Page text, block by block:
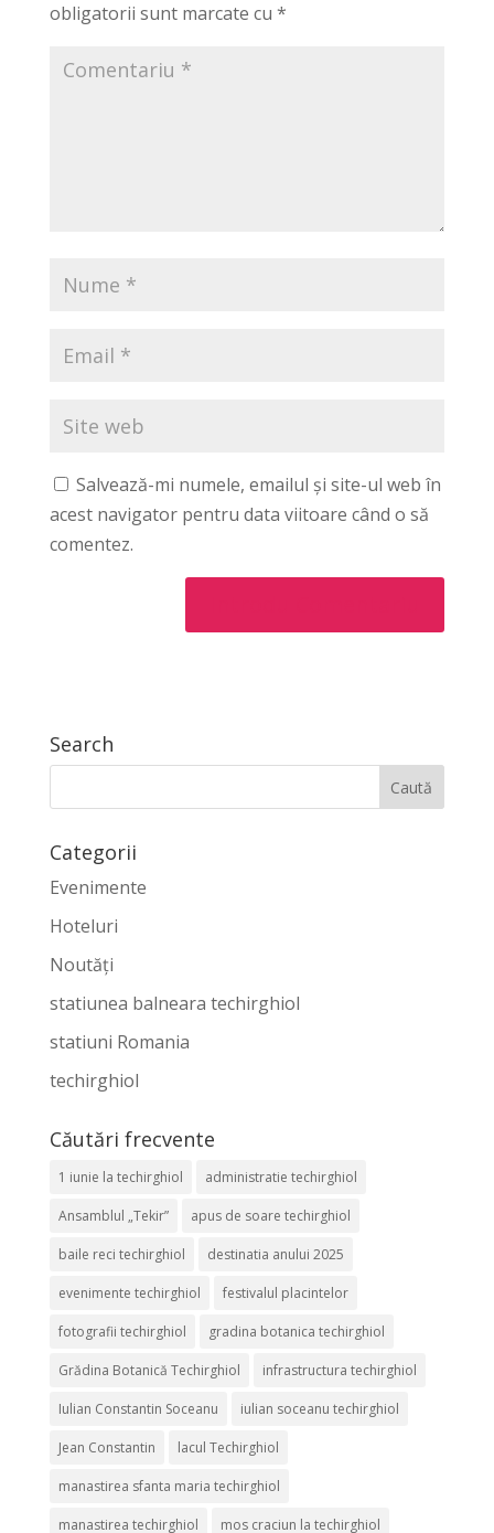
obligatorii sunt marcate cu *
Salvează-mi numele, emailul și site-ul web în
acest navigator pentru data viitoare când o să
comentez.
Search
Categorii
Evenimente
Hoteluri
Noutăți
statiunea balneara techirghiol
statiuni Romania
techirghiol
Căutări frecvente
1 iunie la techirghiol administratie techirghiol
Ansamblul „Tekir” apus de soare techirghiol
baile reci techirghiol destinatia anului 2025
evenimente techirghiol festivalul placintelor
fotografii techirghiol gradina botanica techirghiol
Grădina Botanică Techirghiol infrastructura techirghiol
Iulian Constantin Soceanu iulian soceanu techirghiol
Jean Constantin lacul Techirghiol
manastirea sfanta maria techirghiol
manastirea techirghiol mos craciun la techirghiol